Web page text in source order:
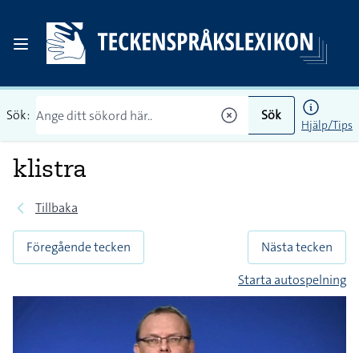
Sök: Sök
Hjälp/Tips
klistra
Tillbaka
Föregående tecken
Nästa tecken
Starta autospelning